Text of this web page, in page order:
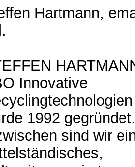
Hartmann,
Innovative
1992 gegründet.
sind wir